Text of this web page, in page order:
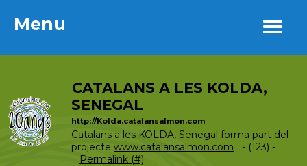
Menu
CATALANS A LES KOLDA,
SENEGAL
http://Kolda.catalansalmon.com
Catalans a les KOLDA, Senegal forma part del
projecte www.catalansalmon.com - (123) -
Permalink (#)
Menu